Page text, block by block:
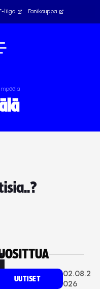
liiga Fanikauppa
UUTISET
02.08.2
026